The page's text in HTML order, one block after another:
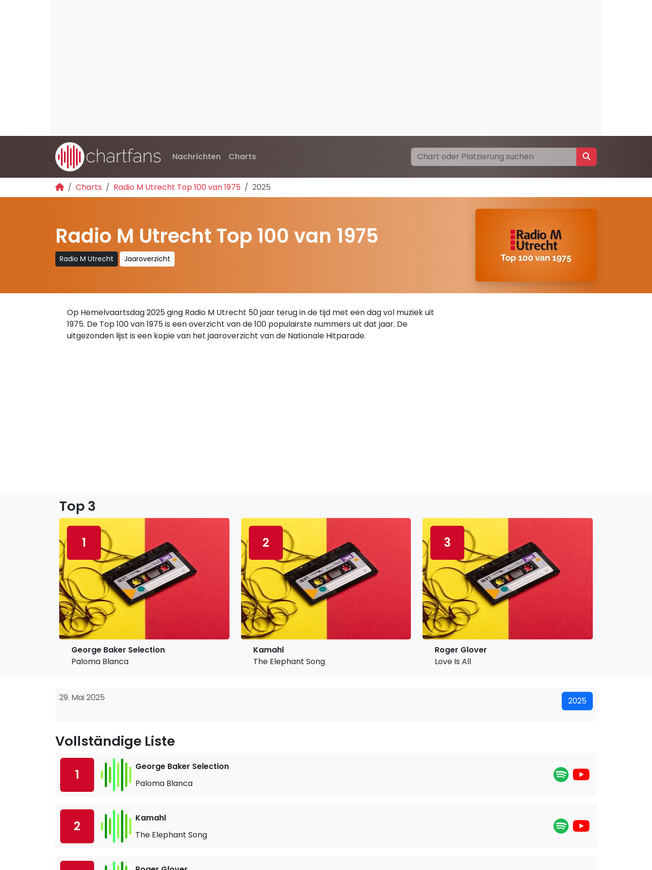
Nachrichten Charts
Charts Radio M Utrecht Top 100 van 1975 2025
Radio M Utrecht Top 100 van 1975
Radio M Utrecht Jaaroverzicht
Op Hemelvaartsdag 2025 ging Radio M Utrecht 50 jaar terug in de tijd met een dag vol muziek uit
1975. De Top 100 van 1975 is een overzicht van de 100 populairste nummers uit dat jaar. De
uitgezonden lijst is een kopie van het jaaroverzicht van de Nationale Hitparade.
Top 3
1
George Baker Selection
Paloma Blanca
2
Kamahl
The Elephant Song
3
Roger Glover
Love Is All
29. Mai 2025 2025
Vollständige Liste
1
George Baker Selection
Paloma Blanca
2
Kamahl
The Elephant Song